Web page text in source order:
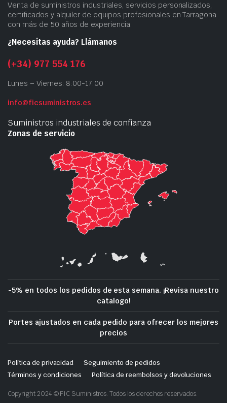
Venta de suministros industriales, servicios personalizados,
certificados y alquiler de equipos profesionales en Tarragona
con más de 50 años de experiencia.
¿Necesitas ayuda? Llámanos
(+34) 977 554 176
Lunes – Viernes: 8:00-17:00
info@ficsuministros.es
Suministros industriales de confianza
Zonas de servicio
-5% en todos los pedidos de esta semana. ¡Revisa nuestro
catalogo!
Portes ajustados en cada pedido para ofrecer los mejores
precios
Política de privacidad
Seguimiento de pedidos
Términos y condiciones
Política de reembolsos y devoluciones
Copyright 2024 © FIC Suministros. Todos los derechos reservados.